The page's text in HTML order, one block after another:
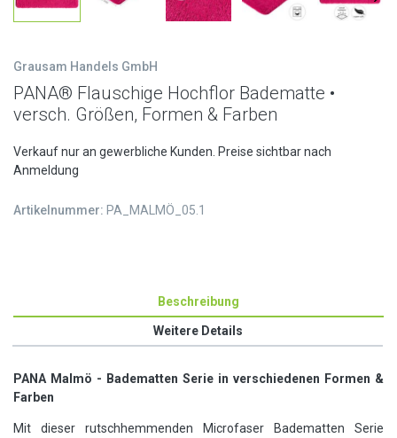
Grausam Handels GmbH
PANA® Flauschige Hochflor Badematte •
versch. Größen, Formen & Farben
Verkauf nur an gewerbliche Kunden. Preise sichtbar nach
Anmeldung
Artikelnummer: PA_MALMÖ_05.1
Beschreibung
Weitere Details
PANA Malmö - Badematten Serie in verschiedenen Formen &
Farben
Mit dieser rutschhemmenden Microfaser Badematten Serie